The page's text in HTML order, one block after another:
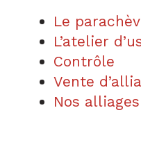
Le
L’atelier
Contrôle
Vente
Nos alliages